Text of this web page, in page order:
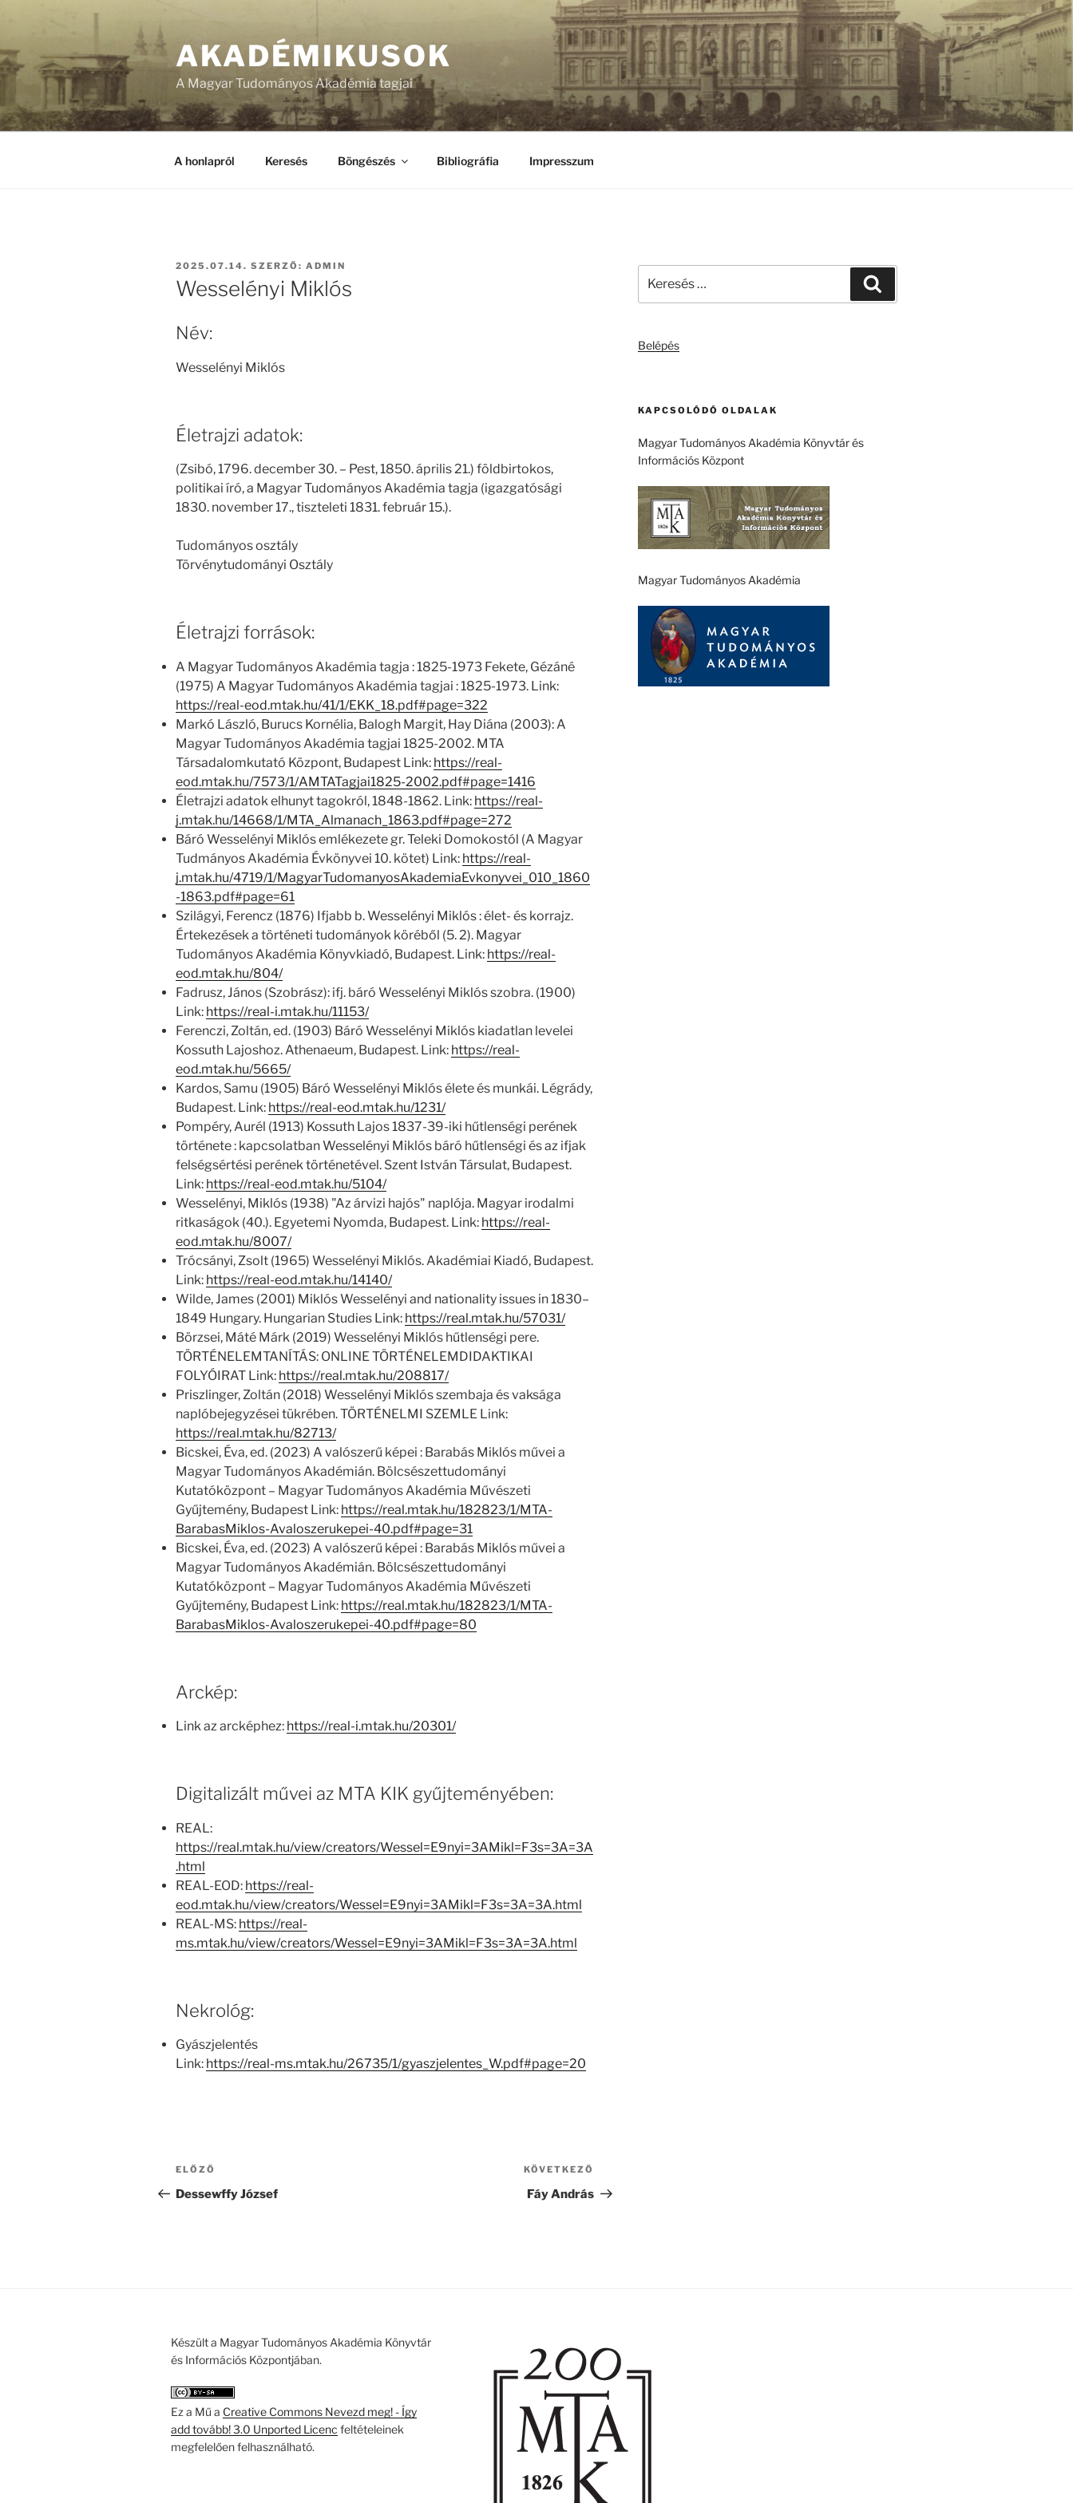
AKADÉMIKUSOK
A Magyar Tudományos Akadémia tagjai
A honlapról Keresés Böngészés Bibliográfia Impresszum
BEKÜLDVE:
2025.07.14. SZERZŐ: ADMIN
Wesselényi Miklós
Név:
Wesselényi Miklós
Életrajzi adatok:
(Zsibó, 1796. december 30. – Pest, 1850. április 21.) földbirtokos,
politikai író, a Magyar Tudományos Akadémia tagja (igazgatósági
1830. november 17., tiszteleti 1831. február 15.).
Tudományos osztály
Törvénytudományi Osztály
Életrajzi források:
A Magyar Tudományos Akadémia tagja : 1825-1973 Fekete, Gézáné
(1975) A Magyar Tudományos Akadémia tagjai : 1825-1973. Link:
https://real-eod.mtak.hu/41/1/EKK_18.pdf#page=322
Markó László, Burucs Kornélia, Balogh Margit, Hay Diána (2003): A
Magyar Tudományos Akadémia tagjai 1825-2002. MTA
Társadalomkutató Központ, Budapest Link: https://real-
eod.mtak.hu/7573/1/AMTATagjai1825-2002.pdf#page=1416
Életrajzi adatok elhunyt tagokról, 1848-1862. Link: https://real-
j.mtak.hu/14668/1/MTA_Almanach_1863.pdf#page=272
Báró Wesselényi Miklós emlékezete gr. Teleki Domokostól (A Magyar
Tudmányos Akadémia Évkönyvei 10. kötet) Link: https://real-
j.mtak.hu/4719/1/MagyarTudomanyosAkademiaEvkonyvei_010_1860
-1863.pdf#page=61
Szilágyi, Ferencz (1876) Ifjabb b. Wesselényi Miklós : élet- és korrajz.
Értekezések a történeti tudományok köréből (5. 2). Magyar
Tudományos Akadémia Könyvkiadó, Budapest. Link: https://real-
eod.mtak.hu/804/
Fadrusz, János (Szobrász): ifj. báró Wesselényi Miklós szobra. (1900)
Link: https://real-i.mtak.hu/11153/
Ferenczi, Zoltán, ed. (1903) Báró Wesselényi Miklós kiadatlan levelei
Kossuth Lajoshoz. Athenaeum, Budapest. Link: https://real-
eod.mtak.hu/5665/
Kardos, Samu (1905) Báró Wesselényi Miklós élete és munkái. Légrády,
Budapest. Link: https://real-eod.mtak.hu/1231/
Pompéry, Aurél (1913) Kossuth Lajos 1837-39-iki hűtlenségi perének
története : kapcsolatban Wesselényi Miklós báró hűtlenségi és az ifjak
felségsértési perének történetével. Szent István Társulat, Budapest.
Link: https://real-eod.mtak.hu/5104/
Wesselényi, Miklós (1938) "Az árvizi hajós" naplója. Magyar irodalmi
ritkaságok (40.). Egyetemi Nyomda, Budapest. Link: https://real-
eod.mtak.hu/8007/
Trócsányi, Zsolt (1965) Wesselényi Miklós. Akadémiai Kiadó, Budapest.
Link: https://real-eod.mtak.hu/14140/
Wilde, James (2001) Miklós Wesselényi and nationality issues in 1830–
1849 Hungary. Hungarian Studies Link: https://real.mtak.hu/57031/
Börzsei, Máté Márk (2019) Wesselényi Miklós hűtlenségi pere.
TÖRTÉNELEMTANÍTÁS: ONLINE TÖRTÉNELEMDIDAKTIKAI
FOLYÓIRAT Link: https://real.mtak.hu/208817/
Priszlinger, Zoltán (2018) Wesselényi Miklós szembaja és vaksága
naplóbejegyzései tükrében. TÖRTÉNELMI SZEMLE Link:
https://real.mtak.hu/82713/
Bicskei, Éva, ed. (2023) A valószerű képei : Barabás Miklós művei a
Magyar Tudományos Akadémián. Bölcsészettudományi
Kutatóközpont – Magyar Tudományos Akadémia Művészeti
Gyűjtemény, Budapest Link: https://real.mtak.hu/182823/1/MTA-
BarabasMiklos-Avaloszerukepei-40.pdf#page=31
Bicskei, Éva, ed. (2023) A valószerű képei : Barabás Miklós művei a
Magyar Tudományos Akadémián. Bölcsészettudományi
Kutatóközpont – Magyar Tudományos Akadémia Művészeti
Gyűjtemény, Budapest Link: https://real.mtak.hu/182823/1/MTA-
BarabasMiklos-Avaloszerukepei-40.pdf#page=80
Arckép:
Link az arcképhez: https://real-i.mtak.hu/20301/
Digitalizált művei az MTA KIK gyűjteményében:
REAL:
https://real.mtak.hu/view/creators/Wessel=E9nyi=3AMikl=F3s=3A=3A
.html
REAL-EOD: https://real-
eod.mtak.hu/view/creators/Wessel=E9nyi=3AMikl=F3s=3A=3A.html
REAL-MS: https://real-
ms.mtak.hu/view/creators/Wessel=E9nyi=3AMikl=F3s=3A=3A.html
Nekrológ:
Gyászjelentés
Link: https://real-ms.mtak.hu/26735/1/gyaszjelentes_W.pdf#page=20
Bejegyzés
navigáció
Korábbi
bejegyzés
ELŐZŐ
Dessewffy József
bejegyzés
KÖVETKEZŐ
Fáy András
következő
Belépés
KAPCSOLÓDÓ OLDALAK
Magyar Tudományos Akadémia Könyvtár és
Információs Központ
Magyar Tudományos Akadémia
Készült a Magyar Tudományos Akadémia Könyvtár
és Információs Központjában.
Ez a Mű a Creative Commons Nevezd meg! - Így
add tovább! 3.0 Unported Licenc feltételeinek
megfelelően felhasználható.